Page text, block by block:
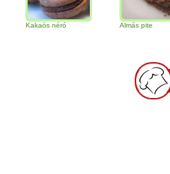
néró Almás pite